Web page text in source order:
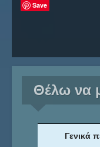
Save
Θέλω να
Γενικά